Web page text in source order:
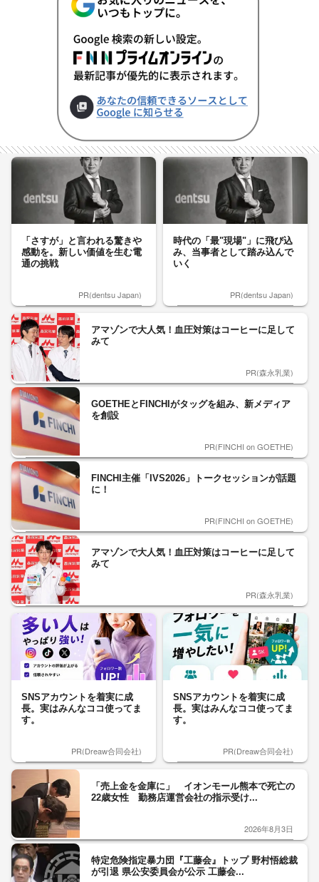
「さすが」と言われる驚きや
感動を。新しい価値を生む電
通の挑戦
PR(dentsu Japan)
時代の「最"現場"」に飛び込
み、当事者として踏み込んで
いく
PR(dentsu Japan)
アマゾンで大人気！血圧対策はコーヒーに足して
みて
PR(森永乳業)
GOETHEとFINCHIがタッグを組み、新メディア
を創設
PR(FINCHI on GOETHE)
FINCHI主催「IVS2026」トークセッションが話題
に！
PR(FINCHI on GOETHE)
アマゾンで大人気！血圧対策はコーヒーに足して
みて
PR(森永乳業)
SNSアカウントを着実に成
長。実はみんなココ使ってま
す。
PR(Dreaw合同会社)
SNSアカウントを着実に成
長。実はみんなココ使ってま
す。
PR(Dreaw合同会社)
「売上金を金庫に」 イオンモール熊本で死亡の
22歳女性 勤務店運営会社の指示受け...
2026年8月3日
特定危険指定暴力団『工藤会』トップ 野村悟総裁
が引退 県公安委員会が公示 工藤会...